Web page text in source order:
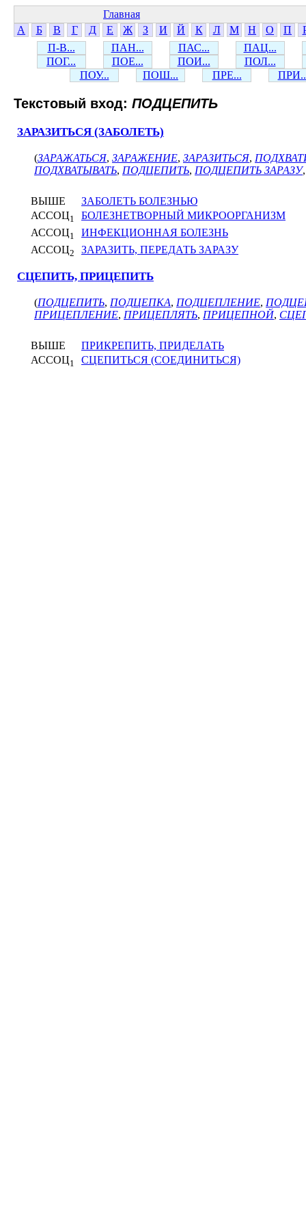
Главная
А
Б В Г Д Е Ж З И Й К Л М Н О П
П-В...
ПАН... ПАС...
ПАЦ...
ПОГ...
ПОЕ... ПОИ...
ПОЛ...
ПОУ...
ПОШ... ПРЕ...
Текстовый вход: ПОДЦЕПИТЬ
ЗАРАЗИТЬСЯ (ЗАБОЛЕТЬ)
(ЗАРАЖАТЬСЯ, ЗАРАЖЕНИЕ, ЗАРАЗИТЬСЯ,
ПОДХВАТЫВАТЬ, ПОДЦЕПИТЬ, ПОДЦЕПИТЬ ЗАРАЗУ
ВЫШЕ
ЗАБОЛЕТЬ БОЛЕЗНЬЮ
АССОЦ1
БОЛЕЗНЕТВОРНЫЙ МИКРООРГАНИЗМ
АССОЦ1
ИНФЕКЦИОННАЯ БОЛЕЗНЬ
АССОЦ2 ЗАРАЗИТЬ, ПЕРЕДАТЬ ЗАРАЗУ
СЦЕПИТЬ, ПРИЦЕПИТЬ
(ПОДЦЕПИТЬ, ПОДЦЕПКА, ПОДЦЕПЛЕНИЕ,
ПРИЦЕПЛЕНИЕ, ПРИЦЕПЛЯТЬ, ПРИЦЕПНОЙ,
ВЫШЕ
ПРИКРЕПИТЬ, ПРИДЕЛАТЬ
АССОЦ1 СЦЕПИТЬСЯ (СОЕДИНИТЬСЯ)